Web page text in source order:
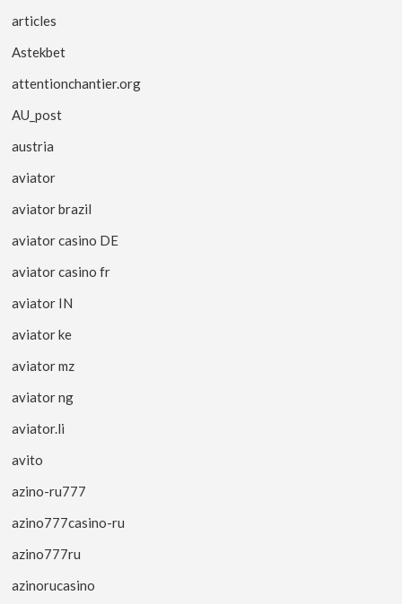
articles
Astekbet
attentionchantier.org
AU_post
austria
aviator
aviator brazil
aviator casino DE
aviator casino fr
aviator IN
aviator ke
aviator mz
aviator ng
aviator.li
avito
azino-ru777
azino777casino-ru
azino777ru
azinorucasino